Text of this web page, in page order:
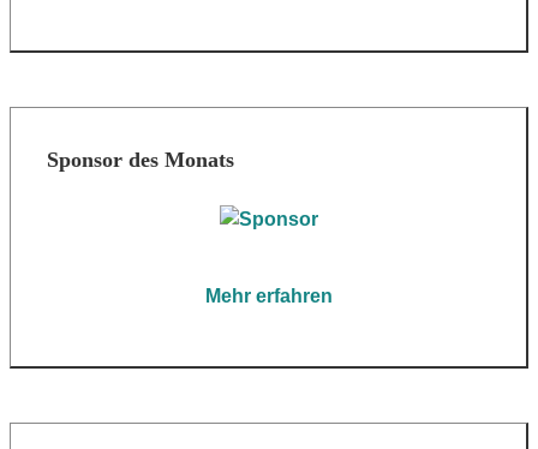
Sponsor des Monats
Mehr erfahren